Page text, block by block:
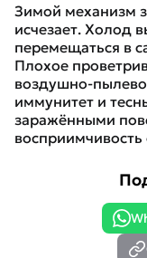
Зимой механизм
исчезает. Холод
перемещаться в
Плохое
воздушно-
иммунитет и
заражёнными
восприимчивость